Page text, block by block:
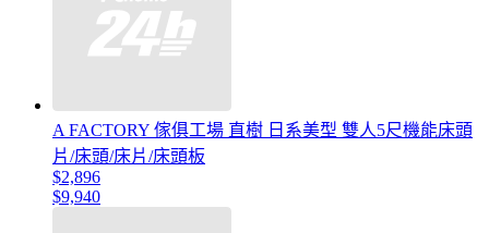
A FACTORY 傢俱工場 直樹 日系美型 雙人5尺機能床頭
片/床頭/床片/床頭板
$2,896
$9,940